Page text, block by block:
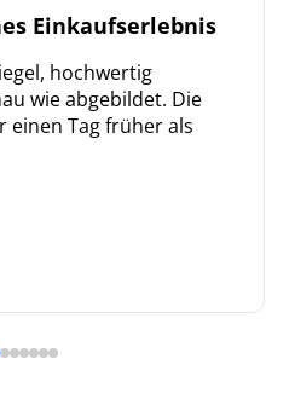
Einkaufserlebnis
hochwertig
wie abgebildet. Die
einen Tag früher als